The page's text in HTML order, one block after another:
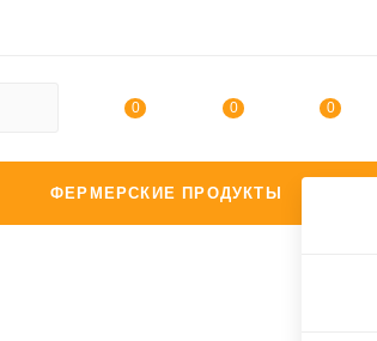
0 0 0
ФЕРМЕРСКИЕ ПРОДУКТЫ